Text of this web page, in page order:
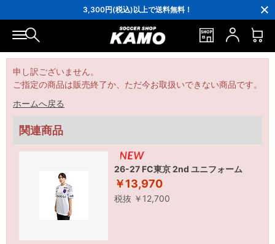
3,300円(税込)以上で送料無料！
ポイント還元率5％！プレミア会員は7％
会員の方にはお誕生月に「10％OFFクーポン」プレゼント！
16,000円(税込)以上でシューズケースプレゼント！
3,300円(税込)以上で送料無料！
申し訳ございません。
ご指定の商品は販売終了か、ただ今お取扱いできない商品です。
ホームへ戻る
関連商品
26-27 FC東京 2nd ユニフォーム
￥13,970
税抜 ￥12,700